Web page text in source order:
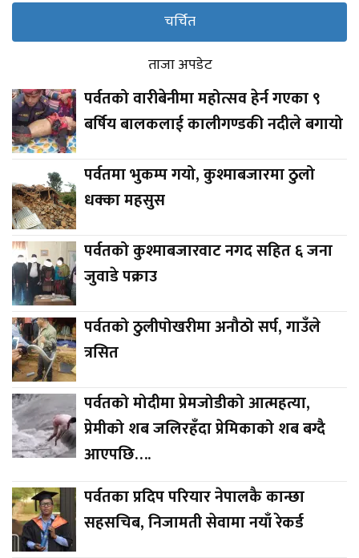
चर्चित
ताजा अपडेट
पर्वतको वारीबेनीमा महोत्सव हेर्न गएका ९
बर्षिय बालकलाई कालीगण्डकी नदीले बगायो
पर्वतमा भुकम्प गयो, कुश्माबजारमा ठुलो
धक्का महसुस
पर्वतको कुश्माबजारवाट नगद सहित ६ जना
जुवाडे पक्राउ
पर्वतको ठुलीपोखरीमा अनौठो सर्प, गाउँले
त्रसित
पर्वतको मोदीमा प्रेमजोडीको आत्महत्या,
प्रेमीको शब जलिरहँदा प्रेमिकाको शब बग्दै
आएपछि….
पर्वतका प्रदिप परियार नेपालकै कान्छा
सहसचिब, निजामती सेवामा नयाँ रेकर्ड